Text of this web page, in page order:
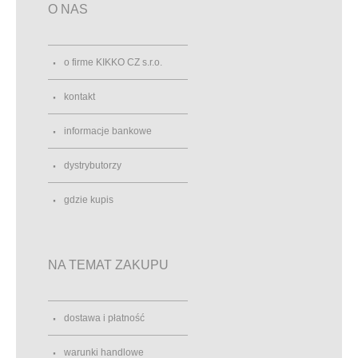
O NAS
o firme KIKKO CZ s.r.o.
kontakt
informacje bankowe
dystrybutorzy
gdzie kupis
NA TEMAT ZAKUPU
dostawa i płatność
warunki handlowe